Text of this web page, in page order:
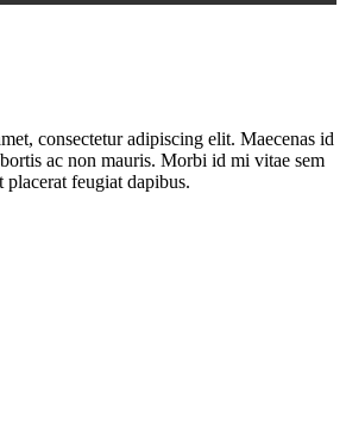
consectetur adipiscing elit. Maecenas id
ac non mauris. Morbi id mi vitae sem
placerat feugiat dapibus.